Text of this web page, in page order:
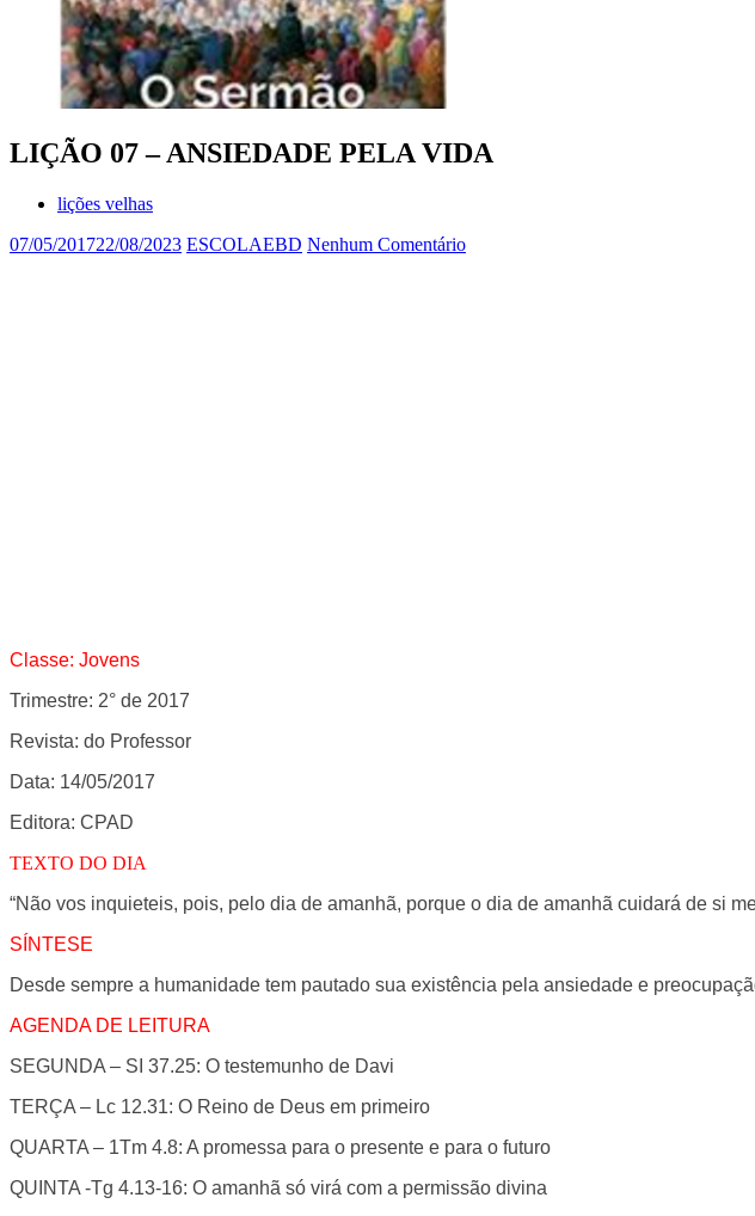
LIÇÃO 07 – ANSIEDADE PELA VIDA
lições velhas
07/05/201722/08/2023 ESCOLAEBD Nenhum Comentário
Classe: Jovens
Trimestre: 2° de 2017
Revista: do Professor
Data: 14/05/2017
Editora: CPAD
TEXTO DO DIA
“Não vos inquieteis, pois, pelo dia de amanhã, porque o dia de amanhã cuidará de si
SÍNTESE
Desde sempre a humanidade tem pautado sua existência pela ansiedade e
AGENDA DE LEITURA
SEGUNDA – SI 37.25: O testemunho de Davi
TERÇA – Lc 12.31: O Reino de Deus em primeiro
QUARTA – 1Tm 4.8: A promessa para o presente e para o futuro
QUINTA -Tg 4.13-16: O amanhã só virá com a permissão divina